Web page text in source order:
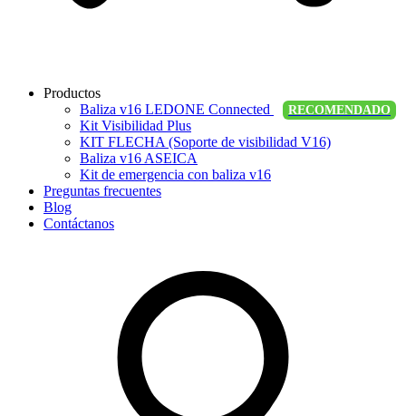
Productos
Baliza v16 LEDONE Connected
RECOMENDADO
Kit Visibilidad Plus
KIT FLECHA (Soporte de visibilidad V16)
Baliza v16 ASEICA
Kit de emergencia con baliza v16
Preguntas frecuentes
Blog
Contáctanos